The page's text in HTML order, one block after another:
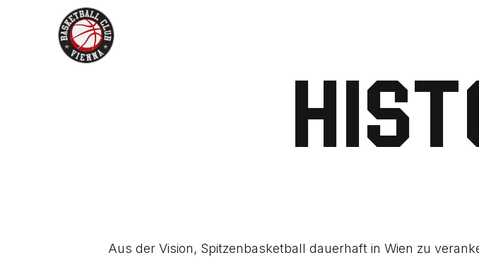
Aus der Vision, Spitzenbasketball dauerhaft in Wien zu